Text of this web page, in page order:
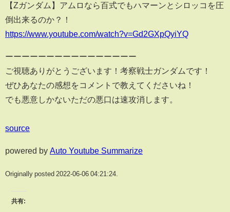
【Zガンダム】アムロなら百式でもハマーンとシロッコを圧
倒出来るのか？！
https://www.youtube.com/watch?v=Gd2GXpQyiYQ
ーーーーーーーーーーーーーーーー
ご視聴ありがとうございます！考察戦士ガンダムです！
ぜひあなたの感想をコメントで教えてくださいね！
でも悪意しかないただの悪口は速攻消します。
source
powered by Auto Youtube Summarize
Originally posted 2022-06-06 04:21:24.
共有: